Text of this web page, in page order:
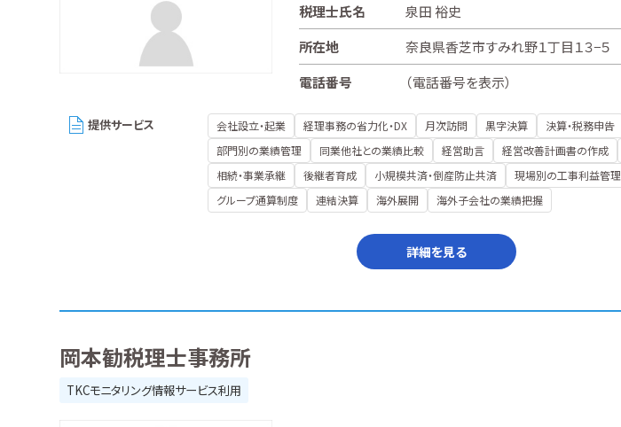
税理士氏名
泉田 裕史
所在地
奈良県香芝市すみれ野１丁目１３−５
電話番号
（電話番号を表示）
提供サービス 会社設立・起業 経理事務の省力化・DX 月次訪問 黒字決算 決算・税務申告
部門別の業績管理
同業他社との業績比較 経営助言 経営改善計画書の作成
相続・事業承継
後継者育成 小規模共済・倒産防止共済 現場別の工事利益管理
グループ通算制度
連結決算 海外展開 海外子会社の業績把握
詳細を見る
岡本勧税理士事務所
TKCモニタリング情報サービス利用